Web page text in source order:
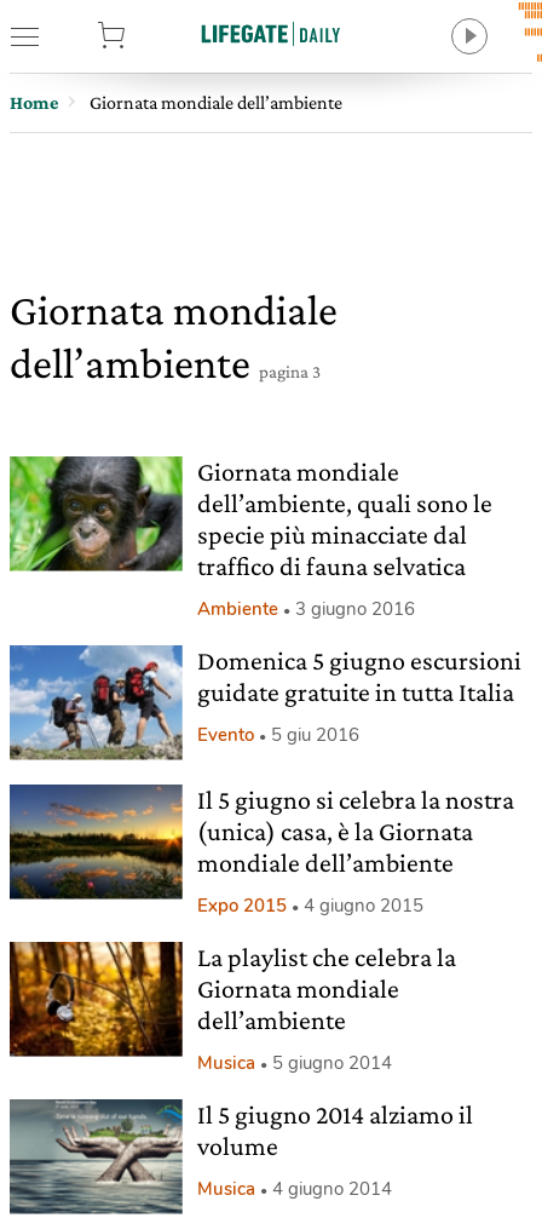
Home Giornata mondiale dell’ambiente
Giornata mondiale
dell’ambiente pagina 3
Giornata mondiale
dell’ambiente, quali sono le
specie più minacciate dal
traffico di fauna selvatica
Ambiente 3 giugno 2016
Domenica 5 giugno escursioni
guidate gratuite in tutta Italia
Evento 5 giu 2016
Il 5 giugno si celebra la nostra
(unica) casa, è la Giornata
mondiale dell’ambiente
Expo 2015 4 giugno 2015
La playlist che celebra la
Giornata mondiale
dell’ambiente
Musica 5 giugno 2014
Il 5 giugno 2014 alziamo il
volume
Musica 4 giugno 2014